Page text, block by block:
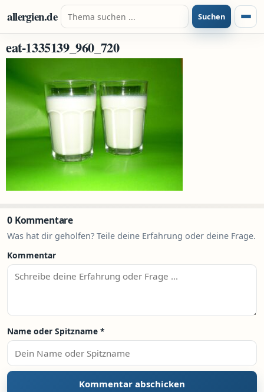
Zum Inhalt springen
allergien.de Suche nach: Suchen
eat-1335139_960_720
0 Kommentare
Was hat dir geholfen? Teile deine Erfahrung oder deine Frage.
Kommentar
Name oder Spitzname *